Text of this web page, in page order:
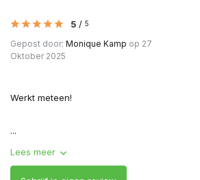
5 / 5
Gepost door: Monique Kamp op 27
Oktober 2025
Werkt meteen!
...
Lees meer